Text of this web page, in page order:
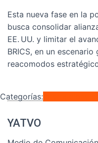
Esta nueva fase en la
busca consolidar
EE. UU. y limitar el
BRICS, en un
reacomodos
Categorías:
YATVO